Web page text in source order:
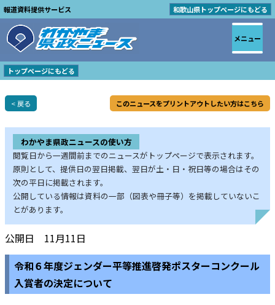
報道資料提供サービス 和歌山県トップページにもどる
トップページにもどる
< 戻る このニュースをプリントアウトしたい方はこちら
わかやま県政ニュースの使い方
閲覧日から一週間前までのニュースがトップページで表示されます。
原則として、提供日の翌日掲載、翌日が土・日・祝日等の場合はその
次の平日に掲載されます。
公開している情報は資料の一部（図表や冊子等）を掲載していないこ
とがあります。
公開日 11月11日
令和６年度ジェンダー平等推進啓発ポスターコンクール
入賞者の決定について
メニュー